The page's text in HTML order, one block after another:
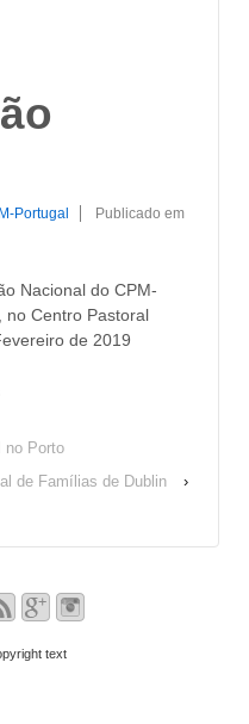
Portugal
Publicado em
Nacional do CPM-
no Centro Pastoral
de 2019
no Porto
de Famílias de Dublin
›
text